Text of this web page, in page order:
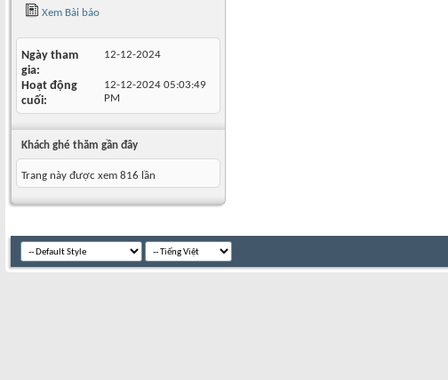
Xem Bài báo
Ngày tham
gia
12-12-2024
Hoạt động
cuối
12-12-2024 05:03:49
PM
Khách ghé thăm gần đây
Trang này được xem 816 lần